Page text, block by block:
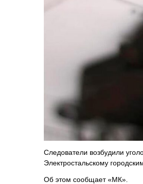
Следователи возбудили
Электростальскому
Об этом сообщает «МК».